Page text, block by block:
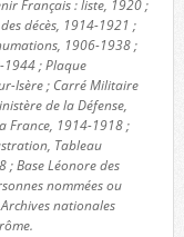
Français : liste, 1920 ;
décès, 1914-1921 ;
1906-1938 ;
1944 ; Plaque
Isère ; Carré Militaire
de la Défense,
France, 1914-1918 ;
Tableau
; Base Léonore des
nommées ou
nationales